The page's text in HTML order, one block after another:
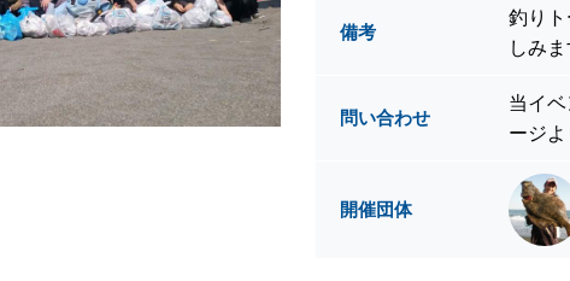
備考
釣り
しみま
問い合わせ
当イ
ージ
開催団体